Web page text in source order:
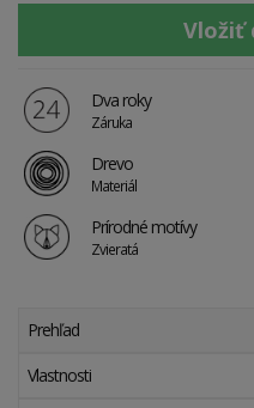
Dva roky
Záruka
Drevo
Materiál
Prírodné motívy
Zvieratá
Prehľad
Vlastnosti